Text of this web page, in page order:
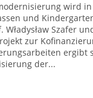
wird
und
Władysław Szafer
zur
ergibt
der...